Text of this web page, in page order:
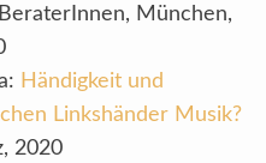
München,
Händigkeit und
Linkshänder Musik?
2020